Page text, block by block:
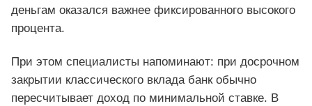
деньгам оказался важнее фиксированного высокого
процента.
При этом специалисты напоминают: при досрочном
закрытии классического вклада банк обычно
пересчитывает доход по минимальной ставке. В